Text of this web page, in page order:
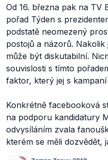
Od 16. března pak na TV
pořad Týden s
podstatě neomezený
postojů a názorů.
může být diskutabilní.
souvislosti s tímto
faktor, který jej s
Konkrétně facebooková
na podporu kandidatury
odvysíláním zvala
kterém se měli dozvědět,